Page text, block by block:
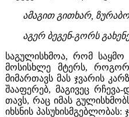
ამაგით გითხარ,
აგერ ბეგენ-გორს
საგულისხმოა, რომ საყმო
მოსისხლე მტერს,
მიმართავს მას ჯვარის
შააფერებ, მაგივეც
თავს, რაც იმას
იხსნის